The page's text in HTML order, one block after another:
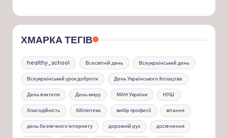
ХМАРКА ТЕГІВ
healthy_school Всесвітній день Всеукраїнський день
Всеукраїнський урок доброти День Українського Козацтва
День вчителя День миру МАН України НУШ
благодійність бібліотека вибір професії вітання
день безпечного інтернету дорожній рух досягнення